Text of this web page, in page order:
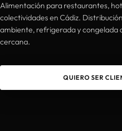
Alimentación para restaurantes,
colectividades en Cádiz.
ambiente, refrigerada y congelada
cercana.
QUIERO SER